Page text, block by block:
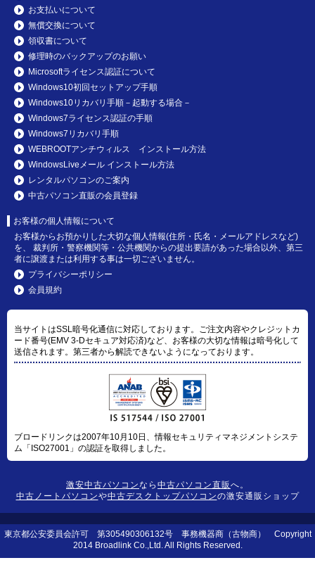
お支払いについて
無償交換について
領収書について
修理時のバックアップのお願い
Microsoftライセンス認証について
Windows10初回セットアップ手順
Windows10リカバリ手順－起動する場合－
Windows7ライセンス認証の手順
Windows7リカバリ手順
WEBROOTアンチウィルス インストール方法
WindowsLiveメール インストール方法
レンタルパソコンのご案内
中古パソコン直販の会員登録
お客様の個人情報について
お客様からお預かりした大切な個人情報(住所・氏名・メールアドレスなど)
を、 裁判所・警察機関等・公共機関からの提出要請があった場合以外、第三
者に譲渡または利用する事は一切ございません。
プライバシーポリシー
会員規約
当サイトはSSL暗号化通信に対応しております。ご注文内容やクレジットカ
ード番号(EMV 3-Dセキュア対応済)など、お客様の大切な情報は暗号化して
送信されます。第三者から解読できないようになっております。
ブロードリンクは2007年10月10日、情報セキュリティマネジメントシステ
ム「ISO27001」の認証を取得しました。
激安中古パソコンなら 中古パソコン直販へ。
中古ノートパソコンや中古デスクトップパソコンの激安通販ショップ
東京都公安委員会許可 第305490306132号 事務機器商（古物商） Copyright
2014 Broadlink Co.,Ltd. All Rights Reserved.